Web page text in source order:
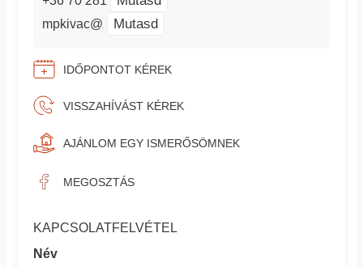
mpkivac@ Mutasd
IDŐPONTOT KÉREK
VISSZAHÍVÁST KÉREK
AJÁNLOM EGY ISMERŐSÖMNEK
MEGOSZTÁS
KAPCSOLATFELVÉTEL
Név